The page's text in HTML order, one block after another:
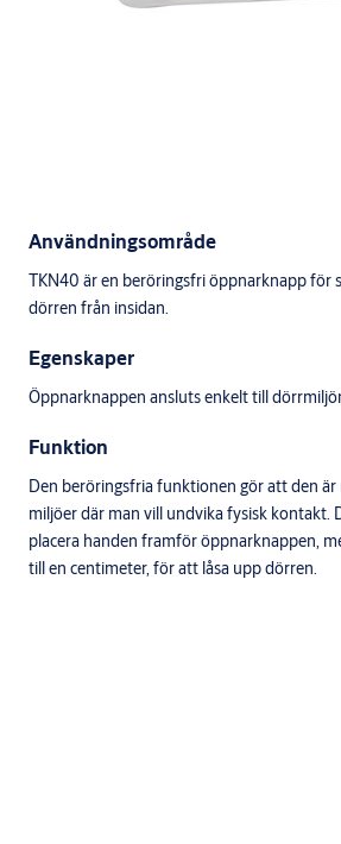
Användningsområde
TKN40 är en beröringsfri öppnarknapp för
dörren från insidan.
Egenskaper
Öppnarknappen ansluts enkelt till
Funktion
Den beröringsfria funktionen gör att den är
miljöer där man vill undvika fysisk kontakt.
placera handen framför öppnarknappen,
till en centimeter, för att låsa upp dörren.